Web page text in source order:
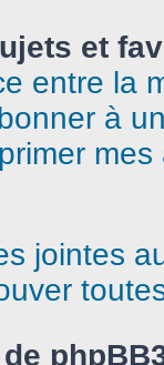
et
entre la
à
jointes